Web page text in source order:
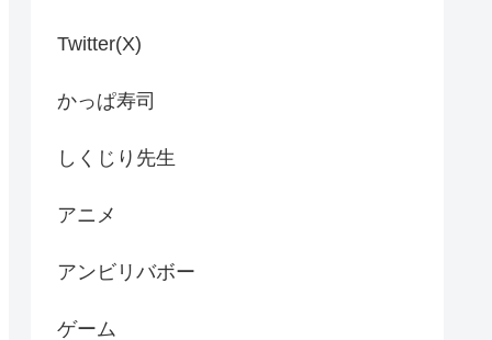
Twitter(X)
かっぱ寿司
しくじり先生
アニメ
アンビリバボー
ゲーム